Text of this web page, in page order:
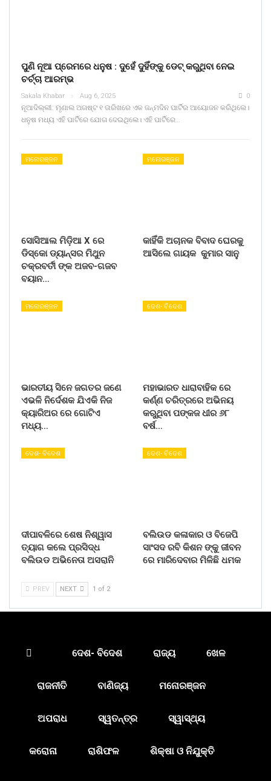
ପୁଣି ନୂଆ ପ୍ରେମରେ ଧନୁଷ : ଦୁହେଁ ଦୁହିଁଙ୍କୁ ଡେଟ୍ କରୁଥିବା ନେଇ
ଚର୍ଚ୍ଚା ଆରମ୍ଭ
Sakala Khabar Aug 6, 2025 0
ନୂଆଦିଲ୍ଲୀ: ମୃଣାଲ ଅଗଷ୍ଟ ୧ ତାରିଖରେ ଏକ ଜନ୍ମଦିନ ପାର୍ଟିର ଆୟୋଜନ କରିଥିଲେ।
ଧନୁଷ ମଧ୍ୟ ଏହି ପାର୍ଟିରେ ଯୋଗ ଦେଇଥିଲେ। ଏହି ପାର୍ଟିରେ…
ମନୋରଞ୍ଜନ
ସୋସିଆଲ ମିଡ଼ିଆ X ରେ
ଡିସ୍କୋ ଡ୍ୟାନ୍ସର ମିଥୁନ
ଚକ୍ରବର୍ତୀ ଙ୍କ ଅଜବ-ଗଜବ
ବୟାନ…
ମନୋରଞ୍ଜନ
କାହିଁକି ଅଚାନକ ବିବାଦ ଘେରକୁ
ଆସିଲେ ଗାୟକ କୁମାର ସାନୁ
ମନୋରଞ୍ଜନ
ଭାରତୀୟ ସିନେ ଜଗତର ଜଣେ
ଏଭଳି ନିର୍ଦେଶକ ଯିଏକି ନିଜ
କ୍ୟାରିଅର ରେ ଗୋଟିଏ
ମଧ୍ୟ…
ଦେଶ- ବିଦେଶ
ମହାଭାରତ ଧାରାବାହିକ ରେ
କର୍ଣ୍ଣ ଚରିତ୍ରରେ ଅଭିନୟ
କରୁଥିବା ପଙ୍କଜ ଧୀର ୬୮
ବର୍ଷ…
ଦେଶ- ବିଦେଶ
ଦୀପାବଳିରେ ଶେଷ ନିଶ୍ୱାସ
ତ୍ୟାଗ କଲେ ପ୍ରସିଦ୍ଧ
ବଲିଉଡ ଅଭିନେତା ଅସରାନି
ଦେଶ- ବିଦେଶ
ବଲିଉଡ କଳାକାର ଓ ବିଜେପି
ସାଂସଦ ରବି କିଶନ ଙ୍କୁ ଜୀବନ
ରେ ମାରିଦେବାର ମିଳିଛି ଧମକ
PREV NEXT 1 of 2
ଦେଶ- ବିଦେଶ ରାଜ୍ୟ ଖେଳ
ରାଜନୀତି ବାଣିଜ୍ୟ ମନୋରଞ୍ଜନ
ଅପରାଧ ସ୍ୱତନ୍ତ୍ର ସ୍ୱାସ୍ଥ୍ୟ
କରୋନା ରାଶିଫଳ ଶିକ୍ଷା ଓ ନିଯୁକ୍ତି